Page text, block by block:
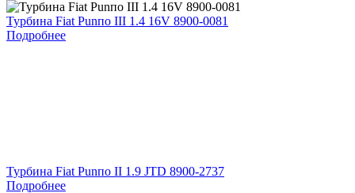
Турбина Fiat Punпо III 1.4 16V 8900-0081
Подробнее
Турбина Fiat Punпо II 1.9 JTD 8900-2737
Подробнее